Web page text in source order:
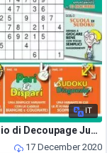
IT
Laboratorio di Decoupage Junior – Novembre-Dicembre 2020
17 December 2020